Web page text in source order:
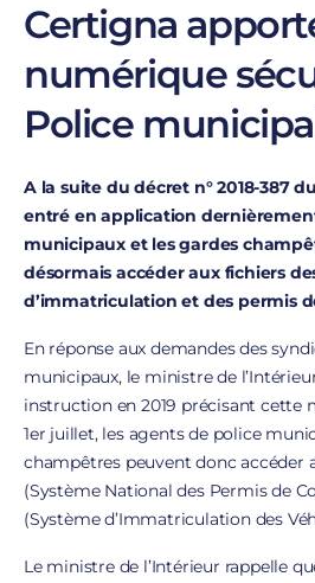
Certigna
numérique
Police
A la suite du décret n° 2018-387
entré en application
municipaux et les gardes
désormais accéder aux fichiers
d’immatriculation et des permis
En réponse aux demandes des
municipaux, le ministre de
instruction en 2019 précisant cette
1er juillet, les agents de police
champêtres peuvent donc accéder
(Système National des Permis de
(Système d’Immatriculation des
Le ministre de l’Intérieur rappelle